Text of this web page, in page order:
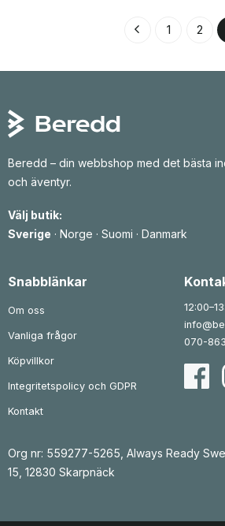
1 2
Beredd – din webbshop med det bästa
och äventyr.
Välj butik:
Sverige · Norge · Suomi · Danmark
Snabblänkar
Om oss
Vanliga frågor
Köpvillkor
Integritetspolicy och GDPR
Kontakt
070-
Org nr: 559277-5265, Always Ready
15, 12830 Skarpnäck